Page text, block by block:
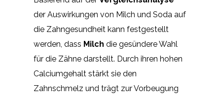
der Auswirkungen von Milch und Soda auf
die Zahngesundheit kann festgestellt
werden, dass Milch die gesündere Wahl
für die Zähne darstellt. Durch ihren hohen
Calciumgehalt stärkt sie den
Zahnschmelz und trägt zur Vorbeugung